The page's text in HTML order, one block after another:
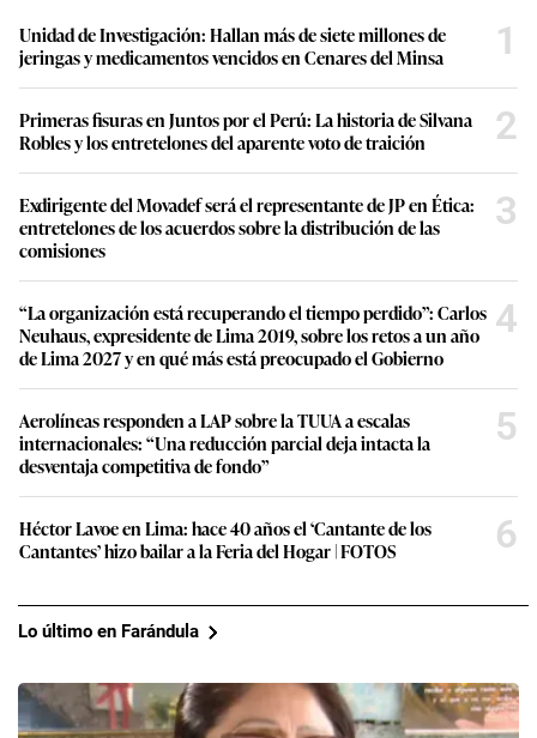
Unidad de Investigación: Hallan más de siete millones de
jeringas y medicamentos vencidos en Cenares del Minsa
1
Primeras fisuras en Juntos por el Perú: La historia de Silvana
Robles y los entretelones del aparente voto de traición
2
Exdirigente del Movadef será el representante de JP en Ética:
entretelones de los acuerdos sobre la distribución de las
comisiones
3
“La organización está recuperando el tiempo perdido”: Carlos
Neuhaus, expresidente de Lima 2019, sobre los retos a un año
de Lima 2027 y en qué más está preocupado el Gobierno
4
Aerolíneas responden a LAP sobre la TUUA a escalas
internacionales: “Una reducción parcial deja intacta la
desventaja competitiva de fondo”
5
Héctor Lavoe en Lima: hace 40 años el ‘Cantante de los
Cantantes’ hizo bailar a la Feria del Hogar | FOTOS
6
Lo último en Farándula